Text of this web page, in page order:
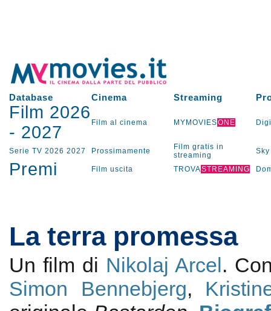
Database Cinema Streaming
Film 2026
- 2027 Film al cinema MYMOVIESONE
Serie TV 2026 2027 Prossimamente
Film gratis in
streaming
Sky
Premi Film uscita TROVASTREAMING
La terra promessa
Un film di Nikolaj Arcel.
Simon Bennebjerg,